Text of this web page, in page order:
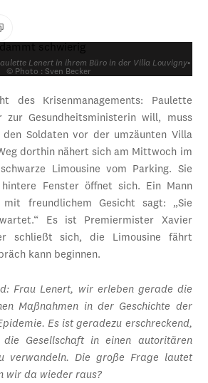
Lenert in ihrem Büro in der Villa Louvigny•
© Photo : Sven Becker
des Krisenmanagements: Paulette
zur Gesundheitsministerin will, muss
Soldaten vor der umzäunten Villa
dorthin nähert sich am Mittwoch im
Limousine vom Parking. Sie
Fenster öffnet sich. Ein Mann
freundlichem Gesicht sagt: „Sie
Es ist Premiermister Xavier
schließt sich, die Limousine fährt
kann beginnen.
Frau Lenert, wir erleben gerade die
Maßnahmen in der Geschichte der
Es ist geradezu erschreckend,
Gesellschaft in einen autoritären
verwandeln. Die große Frage lautet
wir da wieder raus?